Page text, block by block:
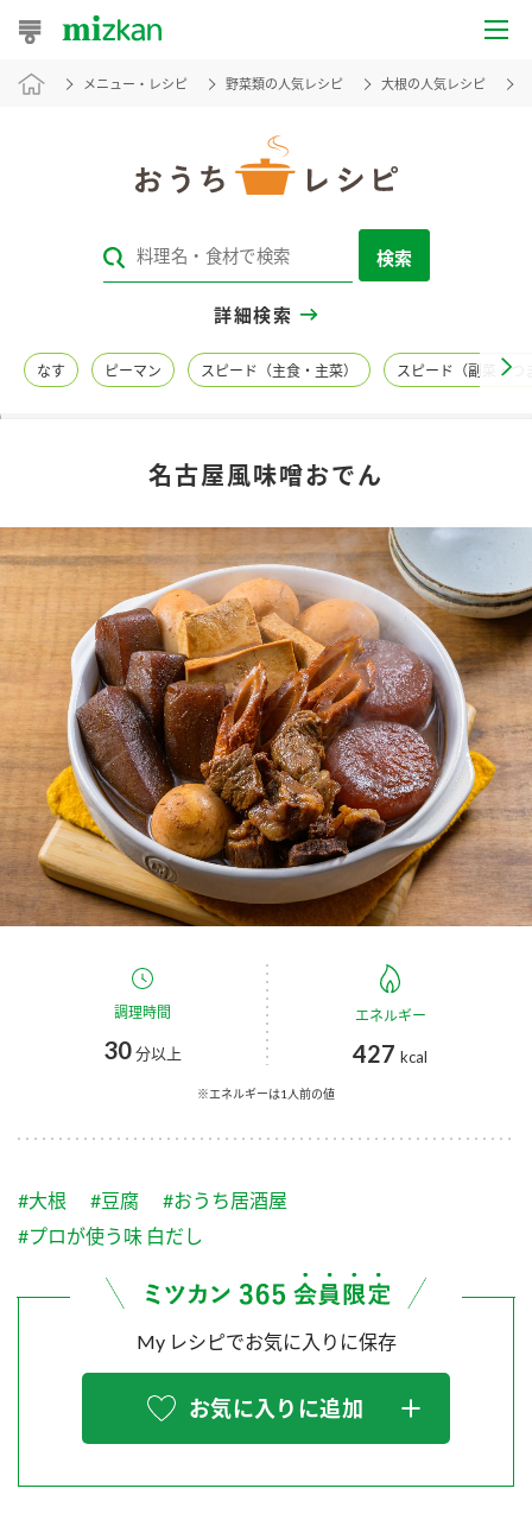
おうちレシピ
レシピカテゴリ一覧
レシピ名特集
商品カテゴリ
酢 調味酢
お酢ドリンク ぽん酢
みりん風・料理酒 鍋用調味料
つゆ たれ
スープ 中華
ふりかけ
炊き込みご飯の素 米飯用調味液
Fibee
新商品一覧
キャンペーン情報
ブランド・スペシャルサイト
ブランド・スペシャルサイト トップ
商品ブランドサイト
Fibee（ファイビー）
くらしプラ酢
お酢ドリンク
つゆ
納豆のサイト
三ツ判山吹
スペシャルサイト
お酢を知ろう！
すしラボ
企業情報
国内事業概要
企業理念
ミツカンの歴史
ミツカンを知る
環境への取り組み
MIM（ミツカンミュージアム）
お客様相談センター
お客様の声をいかしました
販売終了製品のご案内
よくあるご質問
メニュー・レシピ 野菜類の人気レシピ 大根の人気レシピ
検索
詳細検索
なす ピーマン スピード（主食・主菜） スピード（副菜・つ
名古屋風味噌おでん
調理時間
30分以上
エネルギー
427 kcal
※エネルギーは1人前の値
#大根 #豆腐
#おうち居酒屋
#プロが使う味 白だし
My レシピでお気に入りに保存
お気に入りに追加